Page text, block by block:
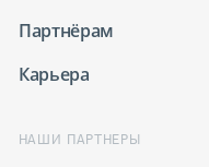
Партнёрам
Карьера
НАШИ ПАРТНЕРЫ